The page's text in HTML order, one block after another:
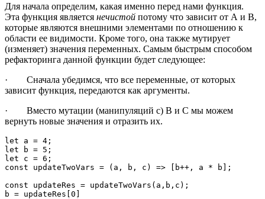
Для начала определим, какая именно перед нами функция.
Эта функция является нечистой потому что зависит от А и В,
которые являются внешними элементами по отношению к
области ее видимости. Кроме того, она также мутирует
(изменяет) значения переменных. Самым быстрым способом
рефакторинга данной функции будет следующее:
· Сначала убедимся, что все переменные, от которых
зависит функция, передаются как аргументы.
· Вместо мутации (манипуляций с) B и С мы можем
вернуть новые значения и отразить их.
let a = 4;
let b = 5;
let c = 6;
const updateTwoVars = (a, b, c) => [b++, a * b];
const updateRes = updateTwoVars(a,b,c);
b = updateRes[0]